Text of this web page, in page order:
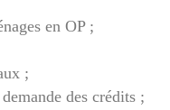
en OP ;
;
des crédits ;